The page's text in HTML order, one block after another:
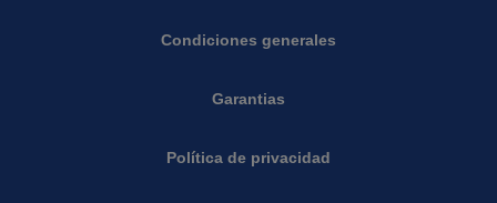
Condiciones generales
Garantias
Política de privacidad